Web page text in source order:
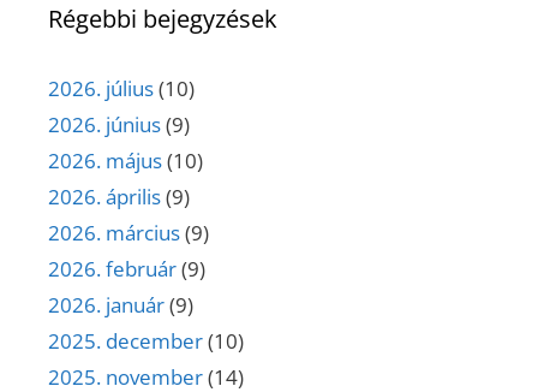
Régebbi bejegyzések
2026. július(10)
2026. június(9)
2026. május(10)
2026. április(9)
2026. március(9)
2026. február(9)
2026. január(9)
2025. december(10)
2025. november(14)